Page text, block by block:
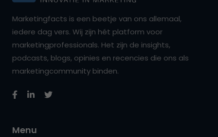
Marketingfacts is een beetje van ons allemaal,
iedere dag vers. Wij zijn hét platform voor
marketingprofessionals. Het zijn de insights,
podcasts, blogs, opinies en recencies die ons als
marketingcommunity binden.
Menu